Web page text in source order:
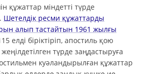
құжаттар міндетті түрде
Шетелдік ресми құжаттарды
алып тастайтын 1961 жылғы
елді біріктіріп, апостиль қою
түрде заңдастыруға
куәландырылған құжаттар